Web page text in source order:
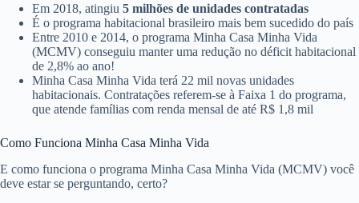
Em 2018, atingiu 5 milhões de unidades contratadas
É o programa habitacional brasileiro mais bem sucedido do país
Entre 2010 e 2014, o programa Minha Casa Minha Vida
(MCMV) conseguiu manter uma redução no déficit habitacional
de 2,8% ao ano!
Minha Casa Minha Vida terá 22 mil novas unidades
habitacionais. Contratações referem-se à Faixa 1 do programa,
que atende famílias com renda mensal de até R$ 1,8 mil
Como Funciona Minha Casa Minha Vida
E como funciona o programa Minha Casa Minha Vida (MCMV) você
deve estar se perguntando, certo?